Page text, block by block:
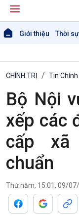
Giới thiệu Thời sự
CHÍNH TRỊ Tin
Bộ Nội
xếp các
cấp
chuẩn
Thứ năm, 15:01, 09/